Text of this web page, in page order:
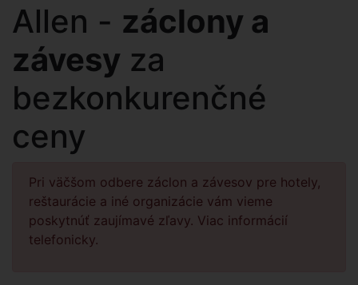
Allen - záclony a
závesy za
bezkonkurenčné
ceny
Pri väčšom odbere záclon a závesov pre hotely,
reštaurácie a iné organizácie vám vieme
poskytnúť zaujímavé zľavy. Viac informácií
telefonicky.